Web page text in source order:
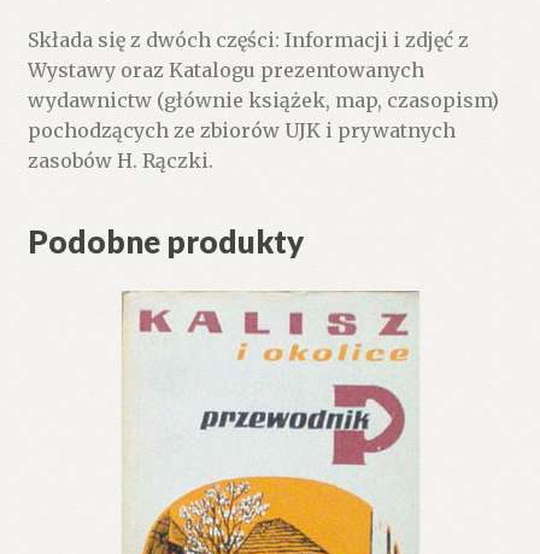
r.
Przewodnik.
Składa się z dwóch części: Informacji i zdjęć z
Wystawy oraz Katalogu prezentowanych
wydawnictw (głównie książek, map, czasopism)
pochodzących ze zbiorów UJK i prywatnych
zasobów H. Rączki.
Podobne produkty